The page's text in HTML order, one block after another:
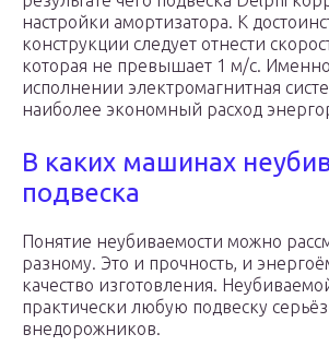
настройки амортизатора. К
конструкции следует отнести
которая не превышает 1 м/с.
исполнении электромагнитная
наиболее экономный расход
В каких машинах
подвеска
Понятие неубиваемости можно
разному. Это и прочность, и
качество изготовления.
практически любую подвеску
внедорожников.